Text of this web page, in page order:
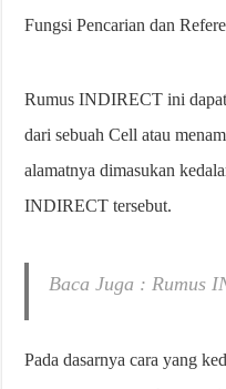
Fungsi Pencarian dan
Rumus INDIRECT ini
dari sebuah Cell atau
alamatnya dimasukan
INDIRECT tersebut.
Baca Juga : Rumus
Pada dasarnya cara yang